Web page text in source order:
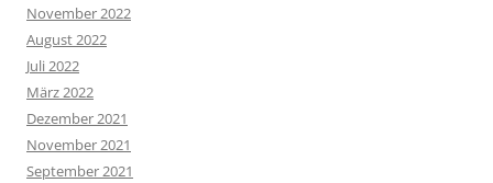
November 2022
August 2022
Juli 2022
März 2022
Dezember 2021
November 2021
September 2021